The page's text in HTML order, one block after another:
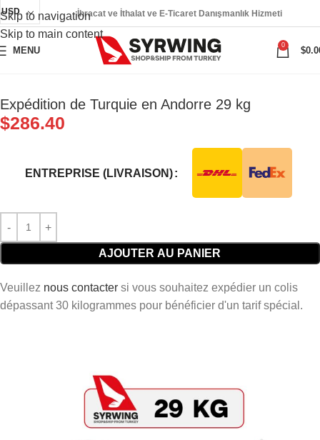
Skip to navigation
Skip to main content
USD İhracat ve İthalat ve E-Ticaret Danışmanlık Hizmeti
MENU
0
$
Expédition de Turquie en Andorre 29 kg
$286.40
ENTREPRISE (LIVRAISON)
AJOUTER AU PANIER
Veuillez nous contacter si vous souhaitez expédier un colis
dépassant 30 kilogrammes pour bénéficier d'un tarif spécial.